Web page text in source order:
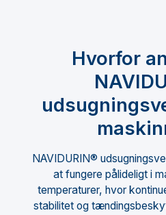
Hvorfor
NAVIDURIN®
at fungere pålideligt i
temperaturer, hvor
stabilitet og